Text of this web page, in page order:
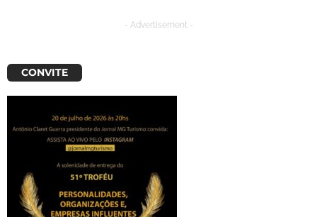
- Advertisement -
CONVITE